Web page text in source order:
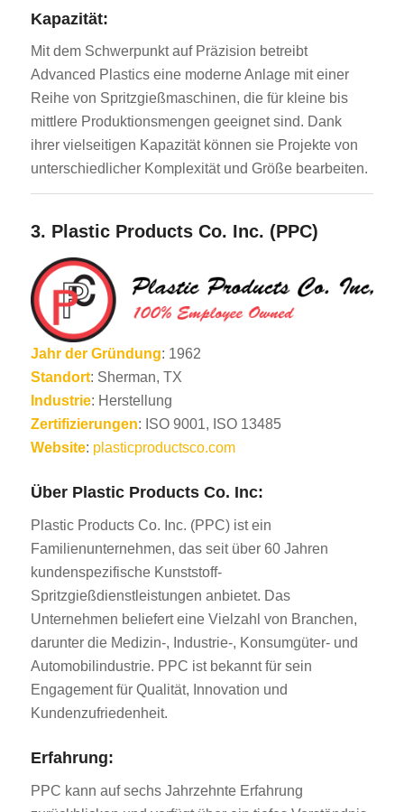
Kapazität:
Mit dem Schwerpunkt auf Präzision betreibt
Advanced Plastics eine moderne Anlage mit einer
Reihe von Spritzgießmaschinen, die für kleine bis
mittlere Produktionsmengen geeignet sind. Dank
ihrer vielseitigen Kapazität können sie Projekte von
unterschiedlicher Komplexität und Größe bearbeiten.
3. Plastic Products Co. Inc. (PPC)
Jahr der Gründung: 1962
Standort: Sherman, TX
Industrie: Herstellung
Zertifizierungen: ISO 9001, ISO 13485
Website: plasticproductsco.com
Über Plastic Products Co. Inc:
Plastic Products Co. Inc. (PPC) ist ein
Familienunternehmen, das seit über 60 Jahren
kundenspezifische Kunststoff-
Spritzgießdienstleistungen anbietet. Das
Unternehmen beliefert eine Vielzahl von Branchen,
darunter die Medizin-, Industrie-, Konsumgüter- und
Automobilindustrie. PPC ist bekannt für sein
Engagement für Qualität, Innovation und
Kundenzufriedenheit.
Erfahrung:
PPC kann auf sechs Jahrzehnte Erfahrung